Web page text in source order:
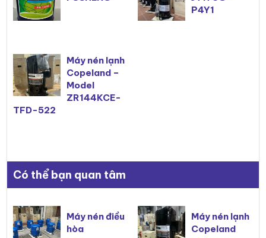
P4Y1
Máy nén lạnh
Copeland –
Model
ZR144KCE-
TFD-522
Có thể bạn quan tâm
Máy nén điều
hòa
Máy nén lạnh
Copeland